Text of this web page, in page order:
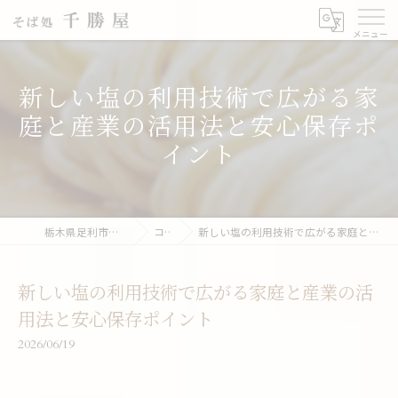
新しい塩の利用技術で広がる家
庭と産業の活用法と安心保存ポ
イント
栃木県足利市の蕎麦なら千勝屋 コラム 新しい塩の利用技術で広がる家庭と産業の活用法と安心保存ポイント
新しい塩の利用技術で広がる家庭と産業の活
用法と安心保存ポイント
2026/06/19